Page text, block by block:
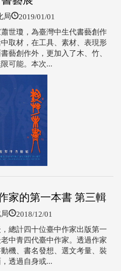
局 2019/01/01
世瓊，為臺灣中生代書藝創作
取材，在工具、素材、表現形
藝創作外，更加入了木、竹、
可能。本次...
家的第一本書 第三輯
2018/12/01
總計四十位臺中作家出版第一
中青四代臺中作家。透過作家
機、書名發想、選文考量、裝
透過自身或...